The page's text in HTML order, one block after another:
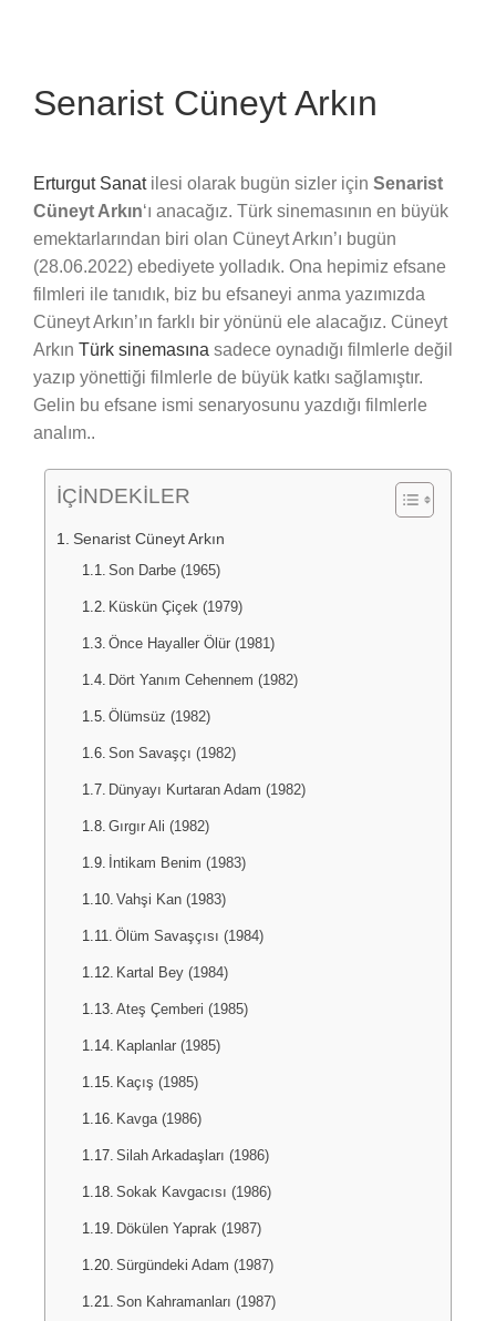
Senarist Cüneyt Arkın
Erturgut Sanatilesi olarak bugün sizler için Senarist
Cüneyt Arkın‘ı anacağız. Türk sinemasının en büyük
emektarlarından biri olan Cüneyt Arkın’ı bugün
(28.06.2022) ebediyete yolladık. Ona hepimiz efsane
filmleri ile tanıdık, biz bu efsaneyi anma yazımızda
Cüneyt Arkın’ın farklı bir yönünü ele alacağız. Cüneyt
Arkın Türk sinemasına sadece oynadığı filmlerle değil
yazıp yönettiği filmlerle de büyük katkı sağlamıştır.
Gelin bu efsane ismi senaryosunu yazdığı filmlerle
analım..
İÇİNDEKİLER
Senarist Cüneyt Arkın
Son Darbe (1965)
Küskün Çiçek (1979)
Önce Hayaller Ölür (1981)
Dört Yanım Cehennem (1982)
Ölümsüz (1982)
Son Savaşçı (1982)
Dünyayı Kurtaran Adam (1982)
Gırgır Ali (1982)
İntikam Benim (1983)
Vahşi Kan (1983)
Ölüm Savaşçısı (1984)
Kartal Bey (1984)
Ateş Çemberi (1985)
Kaplanlar (1985)
Kaçış (1985)
Kavga (1986)
Silah Arkadaşları (1986)
Sokak Kavgacısı (1986)
Dökülen Yaprak (1987)
Sürgündeki Adam (1987)
Son Kahramanları (1987)